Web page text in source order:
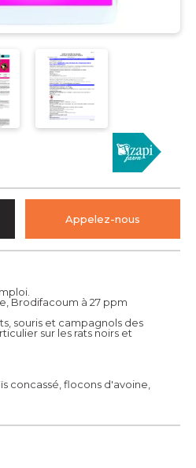
Brodifacoum à 27 ppm
souris et campagnols des
sur les rats noirs et
concassé, flocons d'avoine,
Appelez-nous